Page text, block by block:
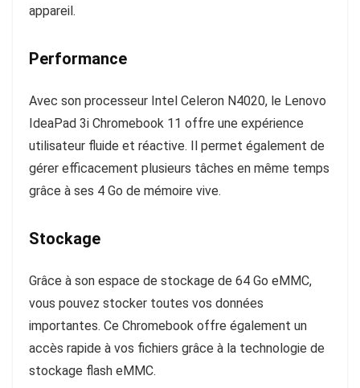
appareil.
Performance
Avec son processeur Intel Celeron N4020, le Lenovo
IdeaPad 3i Chromebook 11 offre une expérience
utilisateur fluide et réactive. Il permet également de
gérer efficacement plusieurs tâches en même temps
grâce à ses 4 Go de mémoire vive.
Stockage
Grâce à son espace de stockage de 64 Go eMMC,
vous pouvez stocker toutes vos données
importantes. Ce Chromebook offre également un
accès rapide à vos fichiers grâce à la technologie de
stockage flash eMMC.